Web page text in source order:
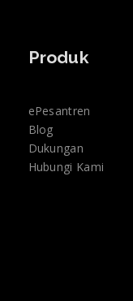
Produk
ePesantren
Blog
Dukungan
Hubungi Kami